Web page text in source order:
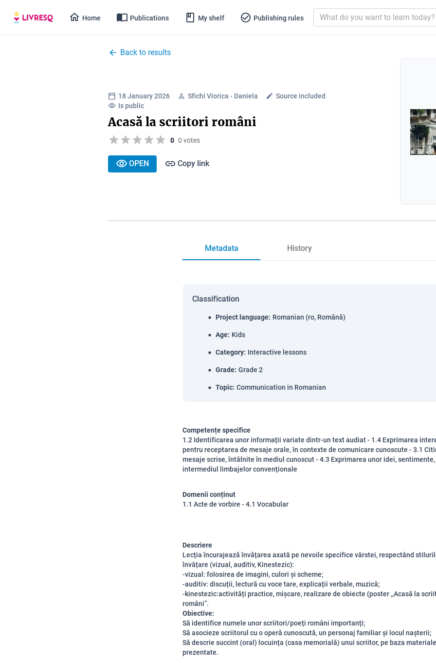
Home Publications My shelf Publishing rules
Back to results
18 January 2026 Sfichi Viorica - Daniela
Source included
Is public
Acasă la scriitori români
0 0 votes
OPEN Copy link
Metadata History
Classification
Project language: Romanian (ro, Română)
Age: Kids
Category: Interactive lessons
Grade: Grade 2
Topic: Communication in Romanian
Competențe specifice
1.2 Identificarea unor informații variate dintr-un text audiat - 1.4 Exprimarea
pentru receptarea de mesaje orale, în contexte de comunicare cunoscute - 3.1
mesaje scrise, întâlnite în mediul cunoscut - 4.3 Exprimarea unor idei,
intermediul limbajelor convenționale
Domenii conținut
1.1 Acte de vorbire - 4.1 Vocabular
Descriere
Lecția încurajează învățarea axată pe nevoile specifice vârstei, respectând
învățare (vizual, auditiv, Kinestezic):
-vizual: folosirea de imagini, culori și scheme;
-auditiv: discuții, lectură cu voce tare, explicații verbale, muzică;
-kinestezic:activități practice, mișcare, realizare de obiecte (poster ,,Acasă la
români”.
Obiective:
Să identifice numele unor scriitori/poeți români importanți;
Să asocieze scriitorul cu o operă cunoscută, un personaj familiar și locul nașterii;
Să descrie succint (oral) locuința (casa memorială) unui scriitor, pe baza
prezentate.